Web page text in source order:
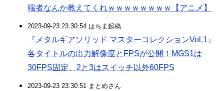
端者なんか教えてくれｗｗｗｗｗｗｗｗ【アニメ】
2023-09-23 23:30:54 はちま起稿
『メタルギアソリッド マスターコレクションVol.1』
各タイトルの出力解像度とFPSが公開！MGS1は
30FPS固定、2と3はスイッチ以外60FPS
2023-09-23 23:30:51 まとめさん